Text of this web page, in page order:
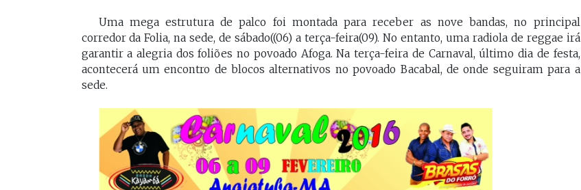
Uma mega estrutura de palco foi montada para receber as nove bandas, no principal
corredor da Folia, na sede, de sábado((06) a terça-feira(09). No entanto, uma radiola de reggae irá
garantir a alegria dos foliões no povoado Afoga. Na terça-feira de Carnaval, último dia de festa,
acontecerá um encontro de blocos alternativos no povoado Bacabal, de onde seguiram para a
sede.